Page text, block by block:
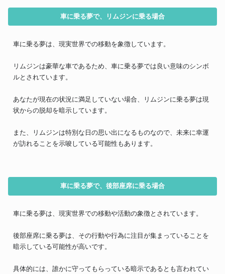
車に乗る夢で、リムジンに乗る場合
車に乗る夢は、現実世界での移動を象徴しています。
リムジンは豪華な車であるため、車に乗る夢では良い意味のシンボ
ルとされています。
あなたが現在の状況に満足していない場合、リムジンに乗る夢は現
状からの脱却を暗示しています。
また、リムジンは特別な日の思い出になるものなので、未来に幸運
が訪れることを示唆している可能性もあります。
車に乗る夢で、後部座席に乗る場合
車に乗る夢は、現実世界での移動や活動の象徴とされています。
後部座席に乗る夢は、その行動や行為に注目が集まっていることを
暗示している可能性が高いです。
具体的には、誰かに守ってもらっている暗示であるとも言われてい